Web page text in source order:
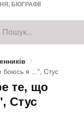
БІОГРАФІЇ
/
боюсь я ...", Стус
те, що
Стус